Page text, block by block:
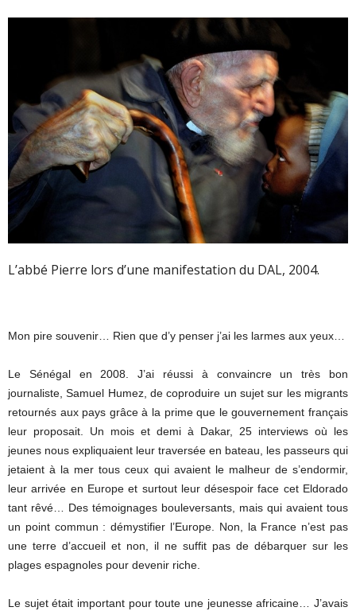
L’abbé Pierre lors d’une manifestation du DAL, 2004.
Mon pire souvenir… Rien que d’y penser j’ai les larmes aux yeux…
Le Sénégal en 2008. J’ai réussi à convaincre un très bon
journaliste, Samuel Humez, de coproduire un sujet sur les migrants
retournés aux pays grâce à la prime que le gouvernement français
leur proposait. Un mois et demi à Dakar, 25 interviews où les
jeunes nous expliquaient leur traversée en bateau, les passeurs qui
jetaient à la mer tous ceux qui avaient le malheur de s’endormir,
leur arrivée en Europe et surtout leur désespoir face cet Eldorado
tant rêvé… Des témoignages bouleversants, mais qui avaient tous
un point commun : démystifier l’Europe. Non, la France n’est pas
une terre d’accueil et non, il ne suffit pas de débarquer sur les
plages espagnoles pour devenir riche.
Le sujet était important pour toute une jeunesse africaine… J’avais